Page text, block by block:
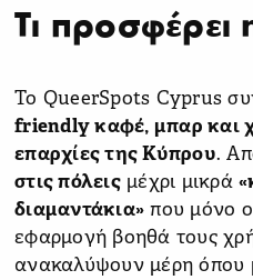
Τι
Το QueerSpots Cyprus
friendly καφέ, μπαρ και
επαρχίες της Κύπρου.
στις πόλειςμέχρι μικρά
διαμαντάκια» που μόνο
εφαρμογή βοηθά τους
ανακαλύψουν μέρη όπου